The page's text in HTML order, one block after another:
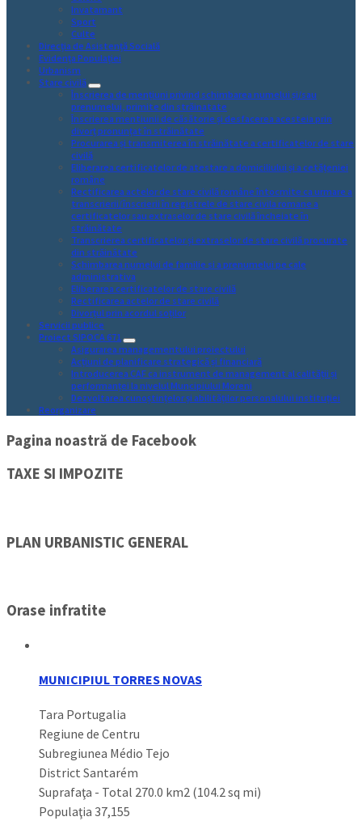
Invatamant
Sport
Culte
Direcția de Asistență Socială
Evidența Populației
Urbanism
Stare civilă
Înscrierea de mențiuni privind schimbarea numelui și/sau
prenumelui, primite din străinatate
Înscrierea mentiunii de căsătorie și desfacerea acesteia prin
divorț pronunțat în străinătate
Procurarea și transmiterea în străinătate a certificatelor de stare
civilă
Eliberarea certificatelor de atestare a domiciliului și a cetățeniei
române
Rectificarea actelor de stare civilă române întocmite ca urmare a
transcrierii/înscrierii în registrele de stare civila romane a
certificatelor sau extraselor de stare civilă încheiate în
străinătate
Transcrierea certificatelor și extraselor de stare civilă procurate
din străinătate
Schimbarea numelui de familie si a prenumelui pe cale
administrativa
Eliberarea certificatelor de stare civilă
Rectificarea actelor de stare civilă
Divorțul prin acordul soților
Servicii publice
Proiect SIPOCA 671
Asigurarea managementului proiectului
Acțiuni de planificare strategică și financiară
Introducerea CAF ca instrument de management al calității și
performanței la nivelul Muncipiului Moreni
Dezvoltarea cunoștințelor și abilităților personalului instituției
Reorganizare
Pagina noastră de Facebook
TAXE SI IMPOZITE
PLAN URBANISTIC GENERAL
Orase infratite
MUNICIPIUL TORRES NOVAS
Tara Portugalia
Regiune de Centru
Subregiunea Médio Tejo
District Santarém
Suprafaţa - Total 270.0 km2 (104.2 sq mi)
Populaţia 37,155